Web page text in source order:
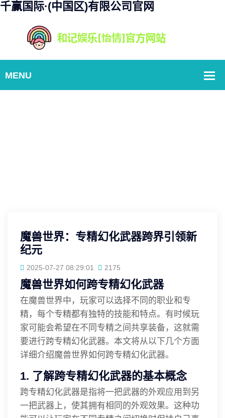
千赢国际·(中国区)有限公司官网
魔兽世界：专精幻化武器跨界引领新
纪元
2025-07-27 08:29:01 2175
魔兽世界如何跨专精幻化武器
在魔兽世界中，玩家可以选择不同的职业和专
精，每个专精都有独特的技能和特点。有时候玩
家可能会希望在不同专精之间共享装备，这就需
要进行跨专精幻化武器。本文将从以下几个方面
详细介绍魔兽世界如何跨专精幻化武器。
1. 了解跨专精幻化武器的基本概念
跨专精幻化武器是指将一把武器的外观应用到另
一把武器上，使其拥有相同的外观效果。这种功